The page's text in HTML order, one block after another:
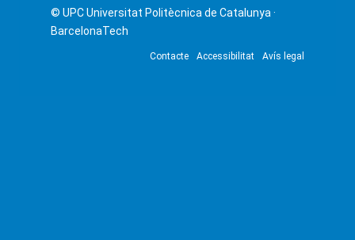
© UPCUniversitat Politècnica de Catalunya ·
BarcelonaTech
Contacte Accessibilitat Avís legal